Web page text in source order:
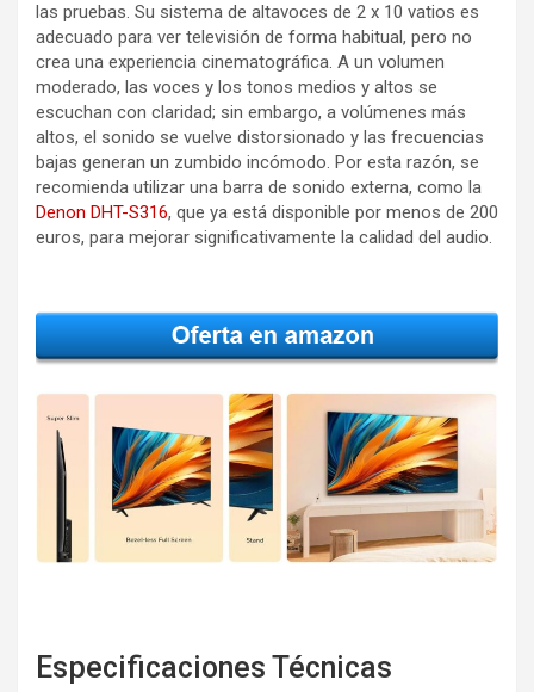
las pruebas. Su sistema de altavoces de 2 x 10 vatios es
adecuado para ver televisión de forma habitual, pero no
crea una experiencia cinematográfica. A un volumen
moderado, las voces y los tonos medios y altos se
escuchan con claridad; sin embargo, a volúmenes más
altos, el sonido se vuelve distorsionado y las frecuencias
bajas generan un zumbido incómodo. Por esta razón, se
recomienda utilizar una barra de sonido externa, como la
Denon DHT-S316, que ya está disponible por menos de 200
euros, para mejorar significativamente la calidad del audio.
Especificaciones Técnicas